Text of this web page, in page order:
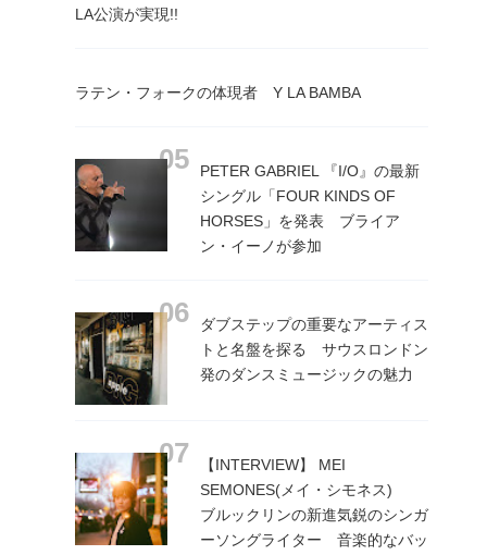
LA公演が実現!!
ラテン・フォークの体現者 Y LA BAMBA
PETER GABRIEL 『I/O』の最新
シングル「FOUR KINDS OF
HORSES」を発表 ブライア
ン・イーノが参加
ダブステップの重要なアーティス
トと名盤を探る サウスロンドン
発のダンスミュージックの魅力
【INTERVIEW】 MEI
SEMONES(メイ・シモネス)
ブルックリンの新進気鋭のシンガ
ーソングライター 音楽的なバッ